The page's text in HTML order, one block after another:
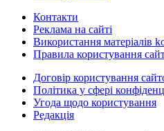
Контакти
Реклама на сайті
Використання матеріалів
Правила користування
Договір користування
Політика у сфері
Угода щодо користування
Редакція